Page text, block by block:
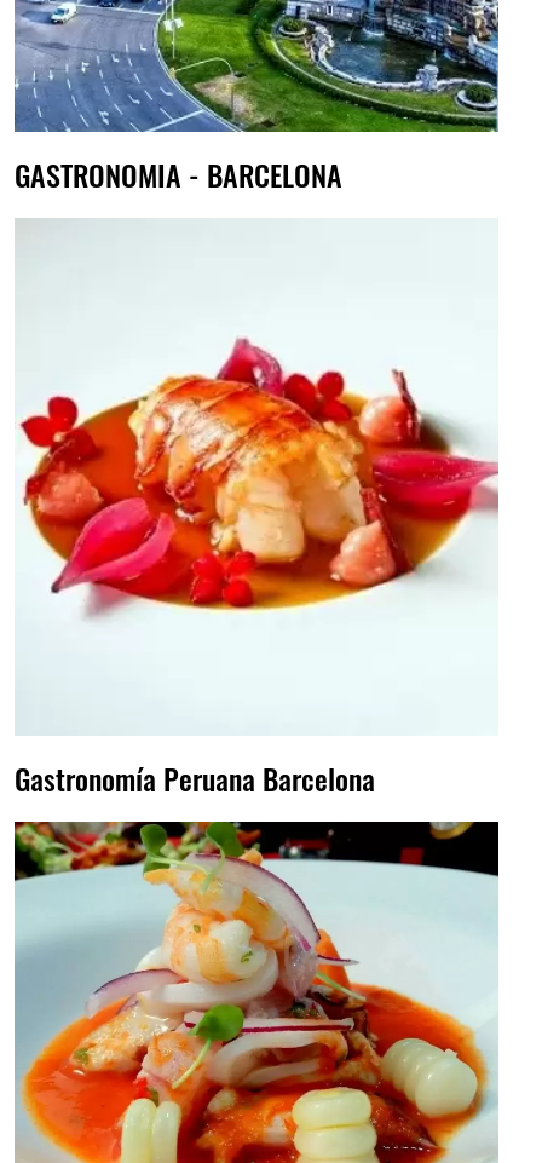
GASTRONOMIA - BARCELONA
Gastronomía Peruana Barcelona